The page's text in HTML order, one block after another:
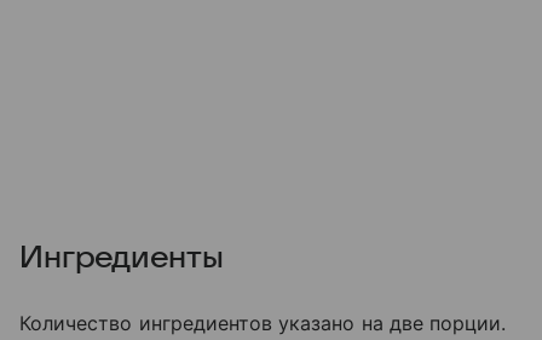
Ингредиенты
Количество ингредиентов указано на две порции.